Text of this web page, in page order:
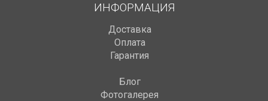
ИНФОРМАЦИЯ
Доставка
Оплата
Гарантия
Блог
Фотогалерея